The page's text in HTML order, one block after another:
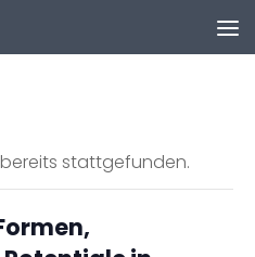
stattgefunden.